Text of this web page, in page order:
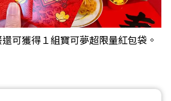
可獲得１組寶可夢超限量紅包袋。